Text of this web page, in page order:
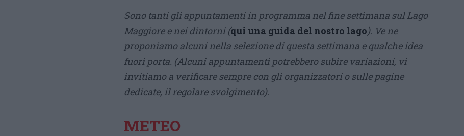
Sono tanti gli appuntamenti in programma nel fine settimana sul Lago
Maggiore e nei dintorni (qui una guida del nostro lago). Ve ne
proponiamo alcuni nella selezione di questa settimana e qualche idea
fuori porta. (Alcuni appuntamenti potrebbero subire variazioni, vi
invitiamo a verificare sempre con gli organizzatori o sulle pagine
dedicate, il regolare svolgimento).
METEO